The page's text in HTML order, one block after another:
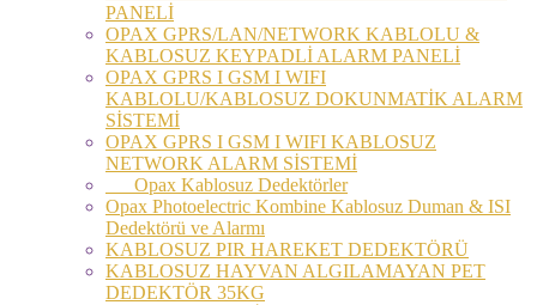
PANELİ
OPAX GPRS/LAN/NETWORK KABLOLU &
KABLOSUZ KEYPADLİ ALARM PANELİ
OPAX GPRS I GSM I WIFI
KABLOLU/KABLOSUZ DOKUNMATİK ALARM
SİSTEMİ
OPAX GPRS I GSM I WIFI KABLOSUZ
NETWORK ALARM SİSTEMİ
Opax Kablosuz Dedektörler
Opax Photoelectric Kombine Kablosuz Duman & ISI
Dedektörü ve Alarmı
KABLOSUZ PIR HAREKET DEDEKTÖRÜ
KABLOSUZ HAYVAN ALGILAMAYAN PET
DEDEKTÖR 35KG